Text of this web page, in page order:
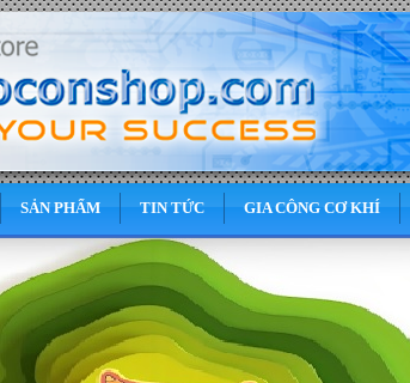
SẢN PHẨM TIN TỨC GIA CÔNG CƠ KHÍ